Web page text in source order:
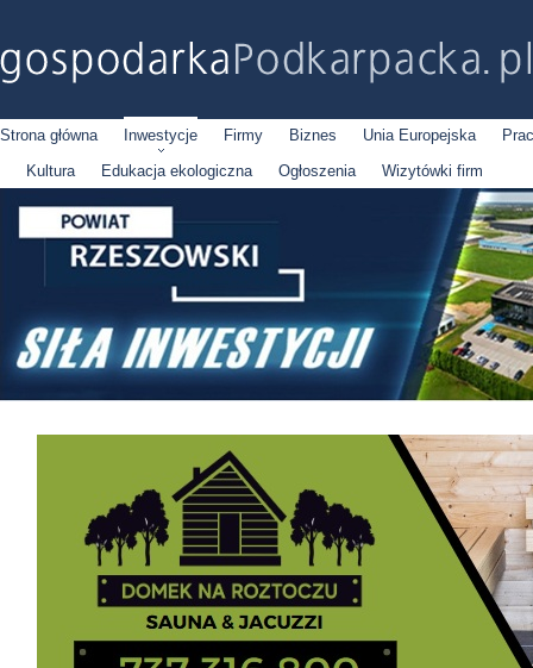
Strona główna Inwestycje Firmy Biznes Unia Europejska
Kultura
Edukacja ekologiczna Ogłoszenia Wizytówki firm